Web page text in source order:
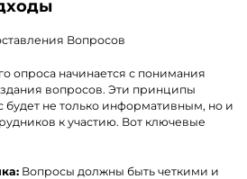
Вопросов
опроса начинается с понимания
вопросов. Эти принципы
будет не только информативным, но и
к участию. Вот ключевые
Вопросы должны быть четкими и